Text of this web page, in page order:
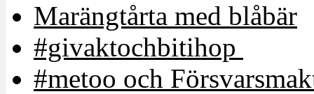
Marängtårta med blåbär
#givaktochbitihop
#metoo och